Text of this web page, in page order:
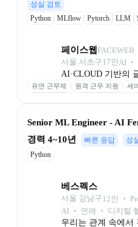
성실 검토
Python
MLflow Pytorch LLM
페이스웹FACEWEB
서울 서초구17인AI ‧
AI·CLOUD 기반의
유연 근무제 원격 근무 지원 세
Senior ML Engineer - AI
경력 4~10년
빠른 응답
성
Python
베스펙스
서울 강남구12인 ‧
AI ‧ 연애 ‧ 디지털
우리는 관계 속에서